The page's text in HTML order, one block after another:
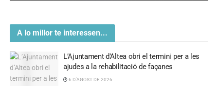
A lo millor te interessen...
L’Ajuntament d’Altea obri el termini per a les
ajudes a la rehabilitació de façanes
6 D'AGOST DE 2026